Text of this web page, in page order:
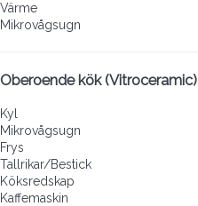
Värme
Mikrovågsugn
Oberoende kök (Vitroceramic)
Kyl
Mikrovågsugn
Frys
Tallrikar/Bestick
Köksredskap
Kaffemaskin